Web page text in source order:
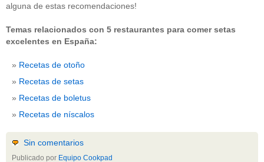
alguna de estas recomendaciones!
Temas relacionados con 5 restaurantes para comer setas
excelentes en España:
Recetas de otoño
Recetas de setas
Recetas de boletus
Recetas de níscalos
Sin comentarios
Publicado por Equipo Cookpad